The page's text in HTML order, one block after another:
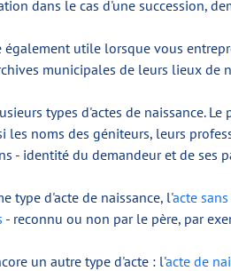
dans le cas d'une succession,
également utile lorsque vous
municipales de leurs lieux de
types d'actes de naissance.
les noms des géniteurs, leurs
- identité du demandeur et de ses
type d'acte de naissance, l'acte
- reconnu ou non par le père, par
un autre type d'acte : l'acte de